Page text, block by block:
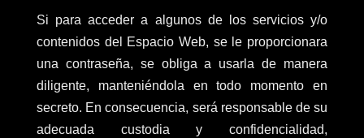
Si para acceder a algunos de los servicios y/o
contenidos del Espacio Web, se le proporcionara
una contraseña, se obliga a usarla de manera
diligente, manteniéndola en todo momento en
secreto. En consecuencia, será responsable de su
adecuada custodia y confidencialidad,